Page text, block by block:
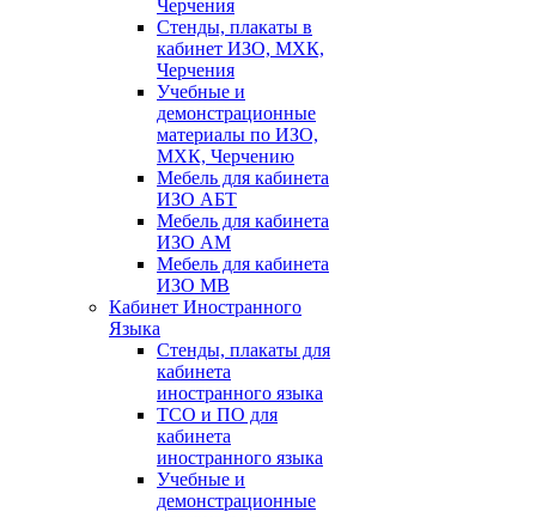
Черчения
Стенды, плакаты в
кабинет ИЗО, МХК,
Черчения
Учебные и
демонстрационные
материалы по ИЗО,
МХК, Черчению
Мебель для кабинета
ИЗО АБТ
Мебель для кабинета
ИЗО АМ
Мебель для кабинета
ИЗО МВ
Кабинет Иностранного
Языка
Стенды, плакаты для
кабинета
иностранного языка
ТСО и ПО для
кабинета
иностранного языка
Учебные и
демонстрационные